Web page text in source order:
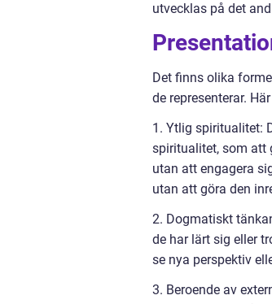
utvecklas på det
Det finns olika
de representerar.
1. Ytlig spiritualitet:
spiritualitet, som att
utan att engagera
utan att göra den
2. Dogmatiskt
de har lärt sig eller
se nya perspektiv
3. Beroende av